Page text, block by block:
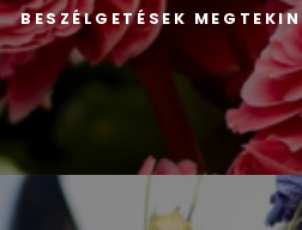
BESZÉLGETÉSEK